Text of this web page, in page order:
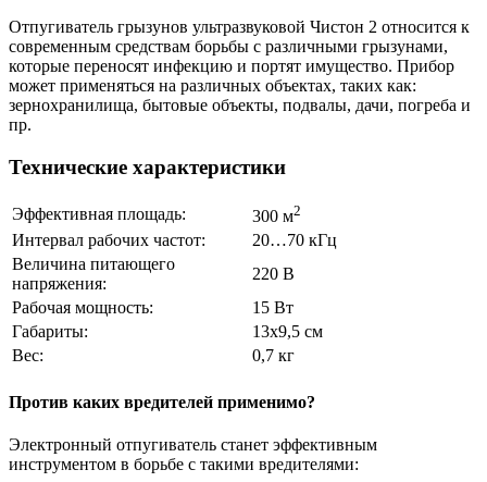
Отпугиватель грызунов ультразвуковой Чистон 2 относится к
современным средствам борьбы с различными грызунами,
которые переносят инфекцию и портят имущество. Прибор
может применяться на различных объектах, таких как:
зернохранилища, бытовые объекты, подвалы, дачи, погреба и
пр.
Технические характеристики
Эффективная площадь: 300 м2
Интервал рабочих частот:
20…70 кГц
Величина питающего
напряжения:
220 В
Рабочая мощность:
15 Вт
Габариты:
13х9,5 см
Вес:
0,7 кг
Против каких вредителей применимо?
Электронный отпугиватель станет эффективным
инструментом в борьбе с такими вредителями: